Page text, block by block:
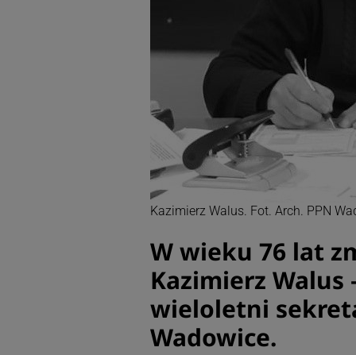
Kazimierz Walus. Fot. Arch. PPN
W wieku 76 lat
Kazimierz Walus
wieloletni
Wadowice.